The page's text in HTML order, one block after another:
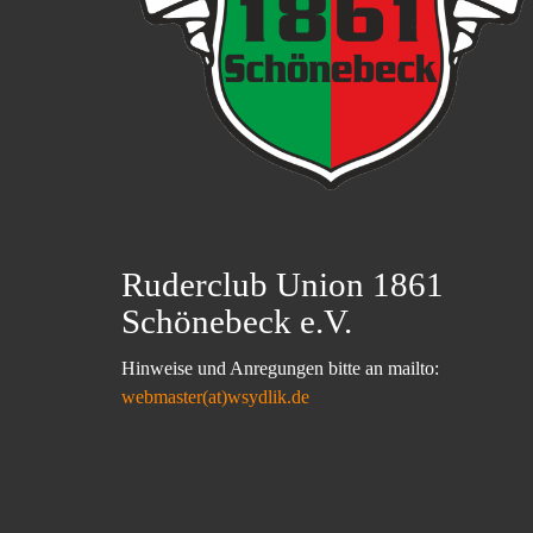
Ruderclub Union 1861
Schönebeck e.V.
Hinweise und Anregungen bitte an mailto:
webmaster(at)wsydlik.de